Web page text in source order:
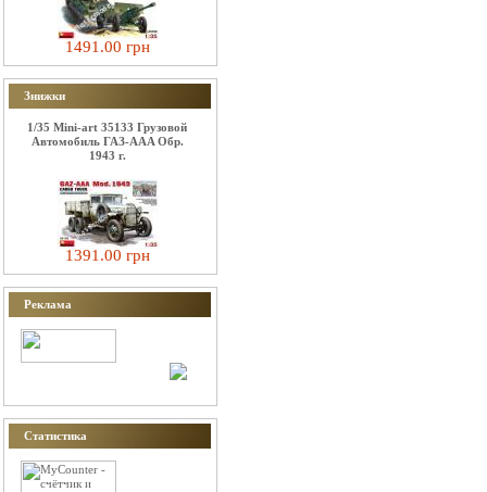
1491.00 грн
Знижки
1/35 Mini-art 35133 Грузовой
Автомобиль ГАЗ-AAA Обр.
1943 г.
1391.00 грн
Реклама
Статистика